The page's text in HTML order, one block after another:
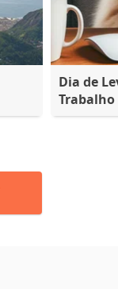
Dia de
Trabalho